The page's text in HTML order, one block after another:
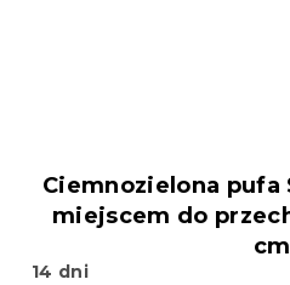
Ciemnozielona pufa
miejscem do
cm
14 dni